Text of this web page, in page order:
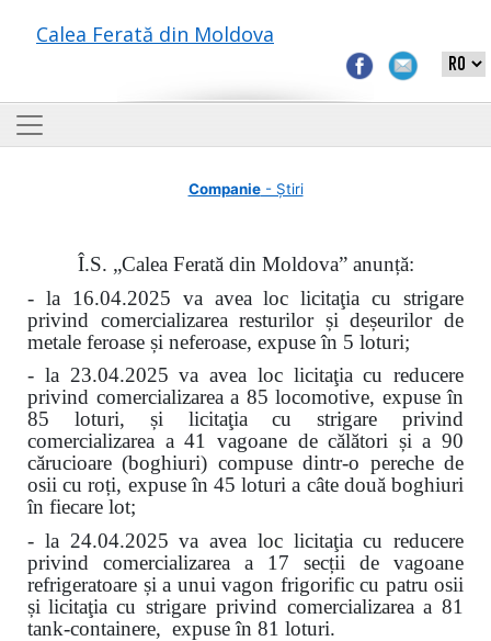
Calea Ferată din Moldova
Companie- Știri
Î.S. „Calea Ferată din Moldova” anunță:
- la 16.04.2025 va avea loc licitaţia cu strigare
privind comercializarea resturilor și deșeurilor de
metale feroase și neferoase, expuse în 5 loturi;
- la 23.04.2025 va avea loc licitaţia cu reducere
privind comercializarea a 85 locomotive, expuse în
85 loturi, și licitaţia cu strigare privind
comercializarea a 41 vagoane de călători și a 90
cărucioare (boghiuri) compuse dintr-o pereche de
osii cu roți, expuse în 45 loturi a câte două boghiuri
în fiecare lot;
- la 24.04.2025 va avea loc licitaţia cu reducere
privind comercializarea a 17 secții de vagoane
refrigeratoare și a unui vagon frigorific cu patru osii
și licitaţia cu strigare privind comercializarea a 81
tank-containere, expuse în 81 loturi.